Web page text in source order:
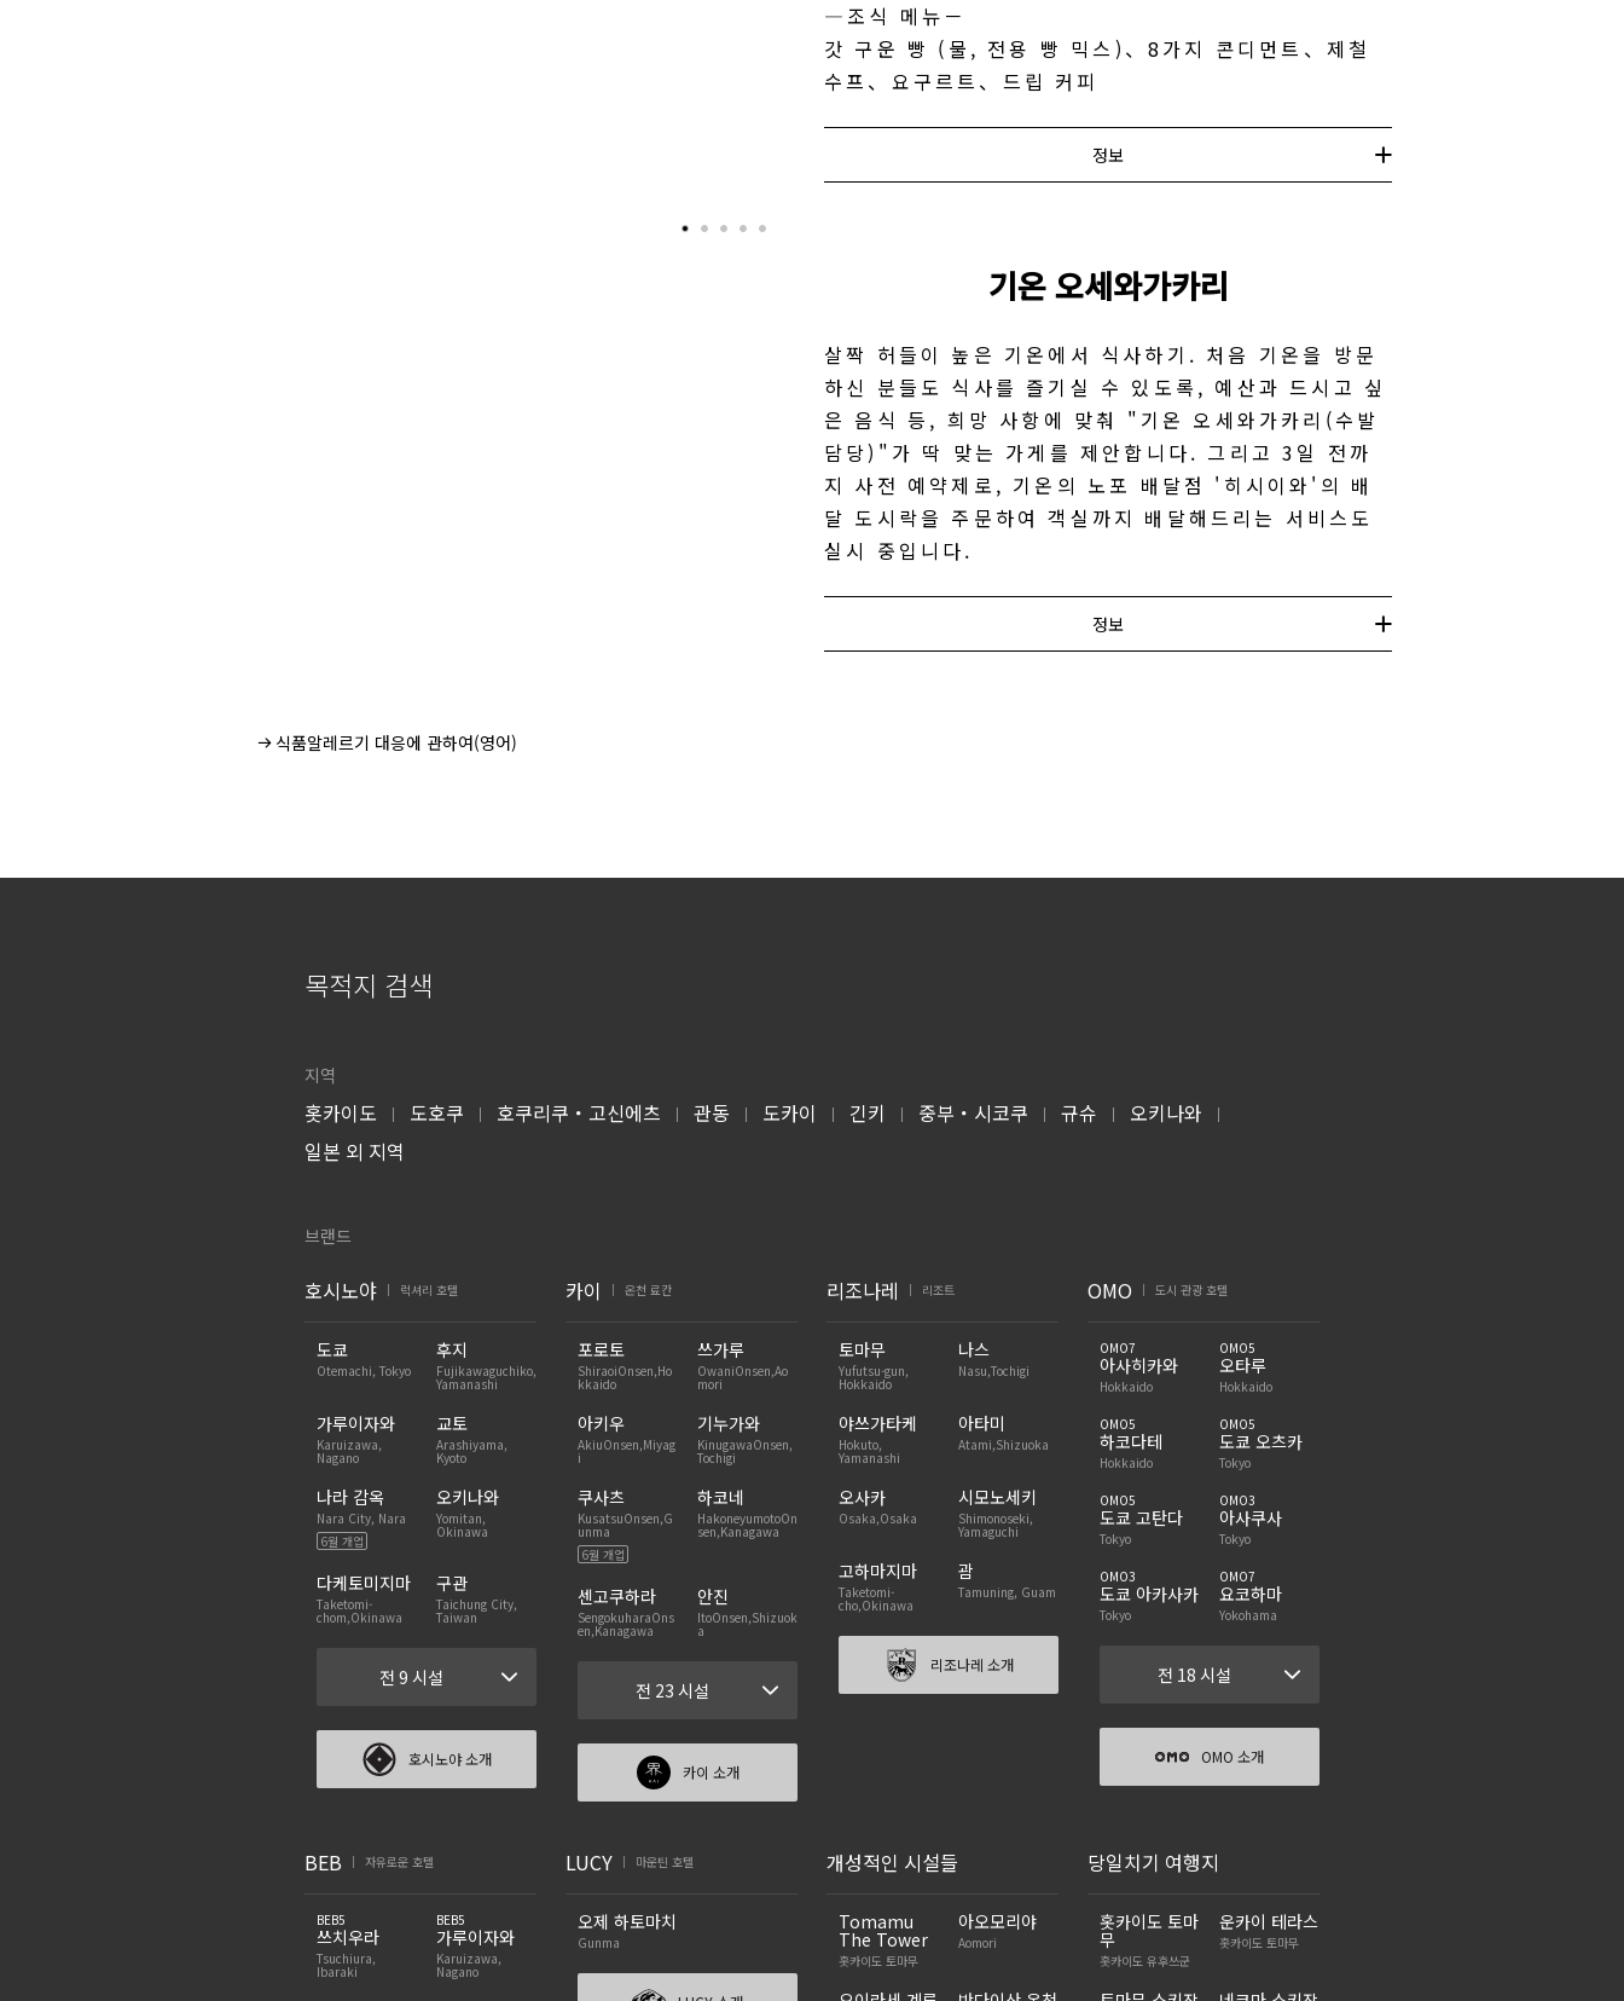
―조식 메뉴－
갓 구운 빵 (물, 전용 빵 믹스)、8가지 콘디먼트、제철
수프、요구르트、드립 커피
정보
기온 오세와가카리
살짝 허들이 높은 기온에서 식사하기. 처음 기온을 방문
하신 분들도 식사를 즐기실 수 있도록, 예산과 드시고 싶
은 음식 등, 희망 사항에 맞춰 "기온 오세와가카리(수발
담당)"가 딱 맞는 가게를 제안합니다. 그리고 3일 전까
지 사전 예약제로, 기온의 노포 배달점 '히시이와'의 배
달 도시락을 주문하여 객실까지 배달해드리는 서비스도
실시 중입니다.
정보
식품알레르기 대응에 관하여(영어)
목적지 검색
지역
홋카이도 | 도호쿠 | 호쿠리쿠・고신에츠 | 관동 | 도카이 | 긴키 | 중부・시코쿠 | 규슈 | 오키나와 |
일본 외 지역
브랜드
호시노야 럭셔리 호텔
도쿄
Otemachi, Tokyo
후지
Fujikawaguchiko,
Yamanashi
가루이자와
Karuizawa,
Nagano
교토
Arashiyama,
Kyoto
나라 감옥
Nara City, Nara
6월 개업
오키나와
Yomitan,
Okinawa
다케토미지마
Taketomi-
chom,Okinawa
구관
Taichung City,
Taiwan
전 9 시설
호시노야 소개
카이 온천 료칸
포로토
ShiraoiOnsen,Ho
kkaido
쓰가루
OwaniOnsen,Ao
mori
아키우
AkiuOnsen,Miyag
i
기누가와
KinugawaOnsen,
Tochigi
쿠사츠
KusatsuOnsen,G
unma
6월 개업
하코네
HakoneyumotoOn
sen,Kanagawa
센고쿠하라
SengokuharaOns
en,Kanagawa
안진
ItoOnsen,Shizuok
a
전 23 시설
카이 소개
리조나레 리조트
토마무
Yufutsu-gun,
Hokkaido
나스
Nasu,Tochigi
야쓰가타케
Hokuto,
Yamanashi
아타미
Atami,Shizuoka
오사카
Osaka,Osaka
시모노세키
Shimonoseki,
Yamaguchi
고하마지마
Taketomi-
cho,Okinawa
괌
Tamuning, Guam
리조나레 소개
OMO 도시 관광 호텔
OMO7
아사히카와
Hokkaido
OMO5
오타루
Hokkaido
OMO5
하코다테
Hokkaido
OMO5
도쿄 오츠카
Tokyo
OMO5
도쿄 고탄다
Tokyo
OMO3
아사쿠사
Tokyo
OMO3
도쿄 아카사카
Tokyo
OMO7
요코하마
Yokohama
전 18 시설
OMO 소개
BEB 자유로운 호텔
BEB5
쓰치우라
Tsuchiura,
Ibaraki
BEB5
가루이자와
Karuizawa,
Nagano
LUCY 마운틴 호텔
오제 하토마치
Gunma
개성적인 시설들
Tomamu
The Tower
홋카이도 토마무
아오모리야
Aomori
당일치기 여행지
홋카이도 토마
무
홋카이도 유후쓰군
운카이 테라스
홋카이도 토마무